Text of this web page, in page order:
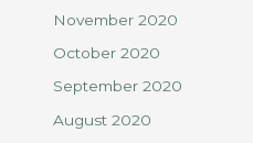
November 2020
October 2020
September 2020
August 2020